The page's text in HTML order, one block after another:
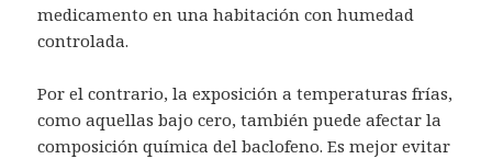
medicamento en una habitación con humedad
controlada.
Por el contrario, la exposición a temperaturas frías,
como aquellas bajo cero, también puede afectar la
composición química del baclofeno. Es mejor evitar